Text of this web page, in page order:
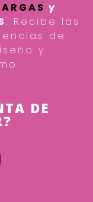
y
. Recibe las
de
y
DE